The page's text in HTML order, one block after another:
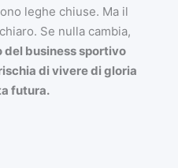
leghe chiuse. Ma il
Se nulla cambia,
del business sportivo
di vivere di gloria
futura.